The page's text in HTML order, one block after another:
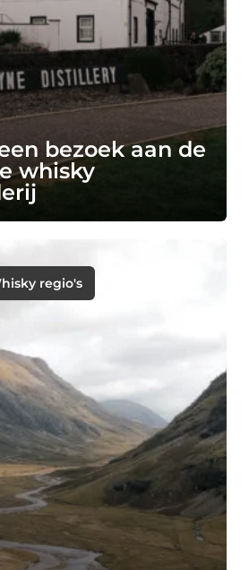
bezoek aan de
whisky
regio's